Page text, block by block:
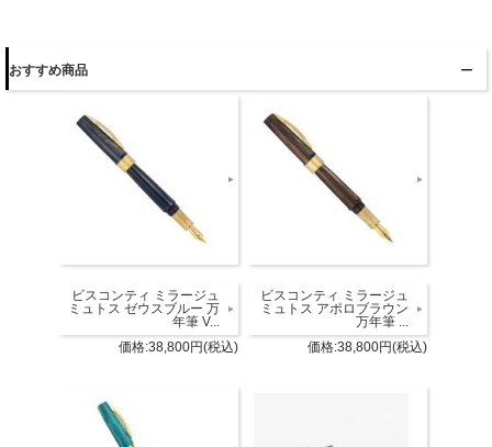
おすすめ商品
ビスコンティ ミラージュ
ミュトス ゼウスブルー 万
年筆 V...
価格:38,800円(税込)
ビスコンティ ミラージュ
ミュトス アポロブラウン
万年筆 ...
価格:38,800円(税込)